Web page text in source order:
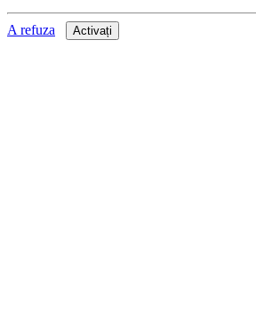
A refuza Activați